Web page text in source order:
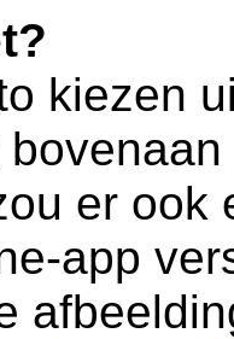
kiezen
er ook
app